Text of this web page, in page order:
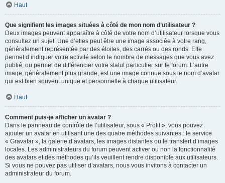
Haut
Que signifient les images situées à côté de mon nom d’utilisateur ?
Deux images peuvent apparaître à côté de votre nom d’utilisateur lorsque vous
consultez un sujet. Une d’elles peut être une image associée à votre rang,
généralement représentée par des étoiles, des carrés ou des ronds. Elle
permet d’indiquer votre activité selon le nombre de messages que vous avez
publié, ou permet de différencier votre statut particulier sur le forum. L’autre
image, généralement plus grande, est une image connue sous le nom d’avatar
qui est bien souvent unique et personnelle à chaque utilisateur.
Haut
Comment puis-je afficher un avatar ?
Dans le panneau de contrôle de l’utilisateur, sous « Profil », vous pouvez
ajouter un avatar en utilisant une des quatre méthodes suivantes : le service
« Gravatar », la galerie d’avatars, les images distantes ou le transfert d’images
locales. Les administrateurs du forum peuvent activer ou non la fonctionnalité
des avatars et des méthodes qu’ils veuillent rendre disponible aux utilisateurs.
Si vous ne pouvez pas utiliser d’avatars, nous vous invitons à contacter un
administrateur du forum.